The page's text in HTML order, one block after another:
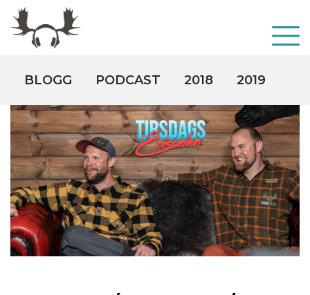
BLOGG PODCAST 2018 2019